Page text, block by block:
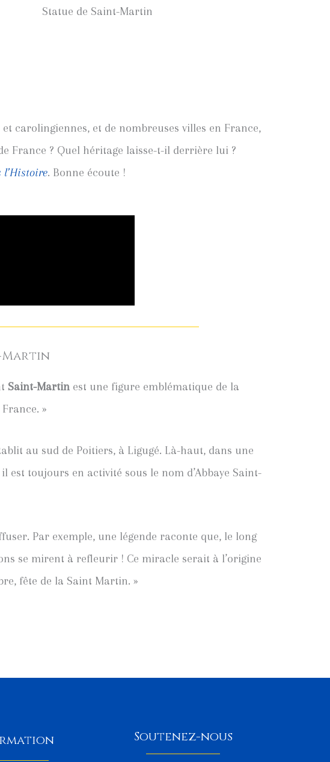
Statue de Saint-Martin
carolingiennes, et de nombreuses villes en France,
France ? Quel héritage laisse-t-il derrière lui ?
l’Histoire. Bonne écoute !
Martin
Saint-Martin est une figure emblématique de la
»
au sud de Poitiers, à Ligugé. Là-haut, dans une
est toujours en activité sous le nom d’Abbaye Saint-
Par exemple, une légende raconte que, le long
se mirent à refleurir ! Ce miracle serait à l’origine
fête de la Saint Martin. »
Soutenez-nous